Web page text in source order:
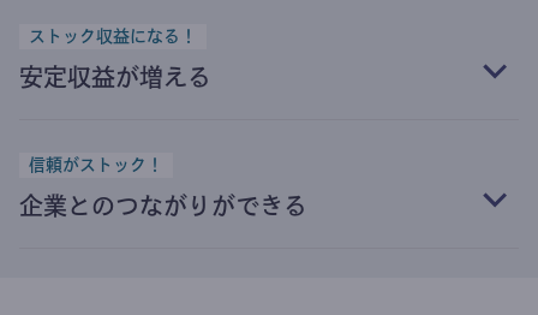
ストック収益になる！
安定収益が増える
信頼がストック！
企業とのつながりができる